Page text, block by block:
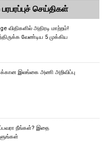
செய்திகள்
விதிகளில் அதிரடி மாற்றம்!
வேண்டிய 5 முக்கிய
இலங்கை அணி அறிவிப்பு
நீங்கள்? இதை